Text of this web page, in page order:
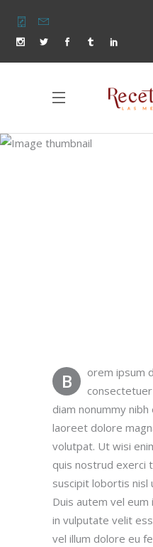
B
orem ipsum
diam nonummy
laoreet dolore
volutpat. Ut wisi
quis nostrud exerci
suscipit lobortis nisl
Duis autem vel
in vulputate velit
vel illum dolore eu